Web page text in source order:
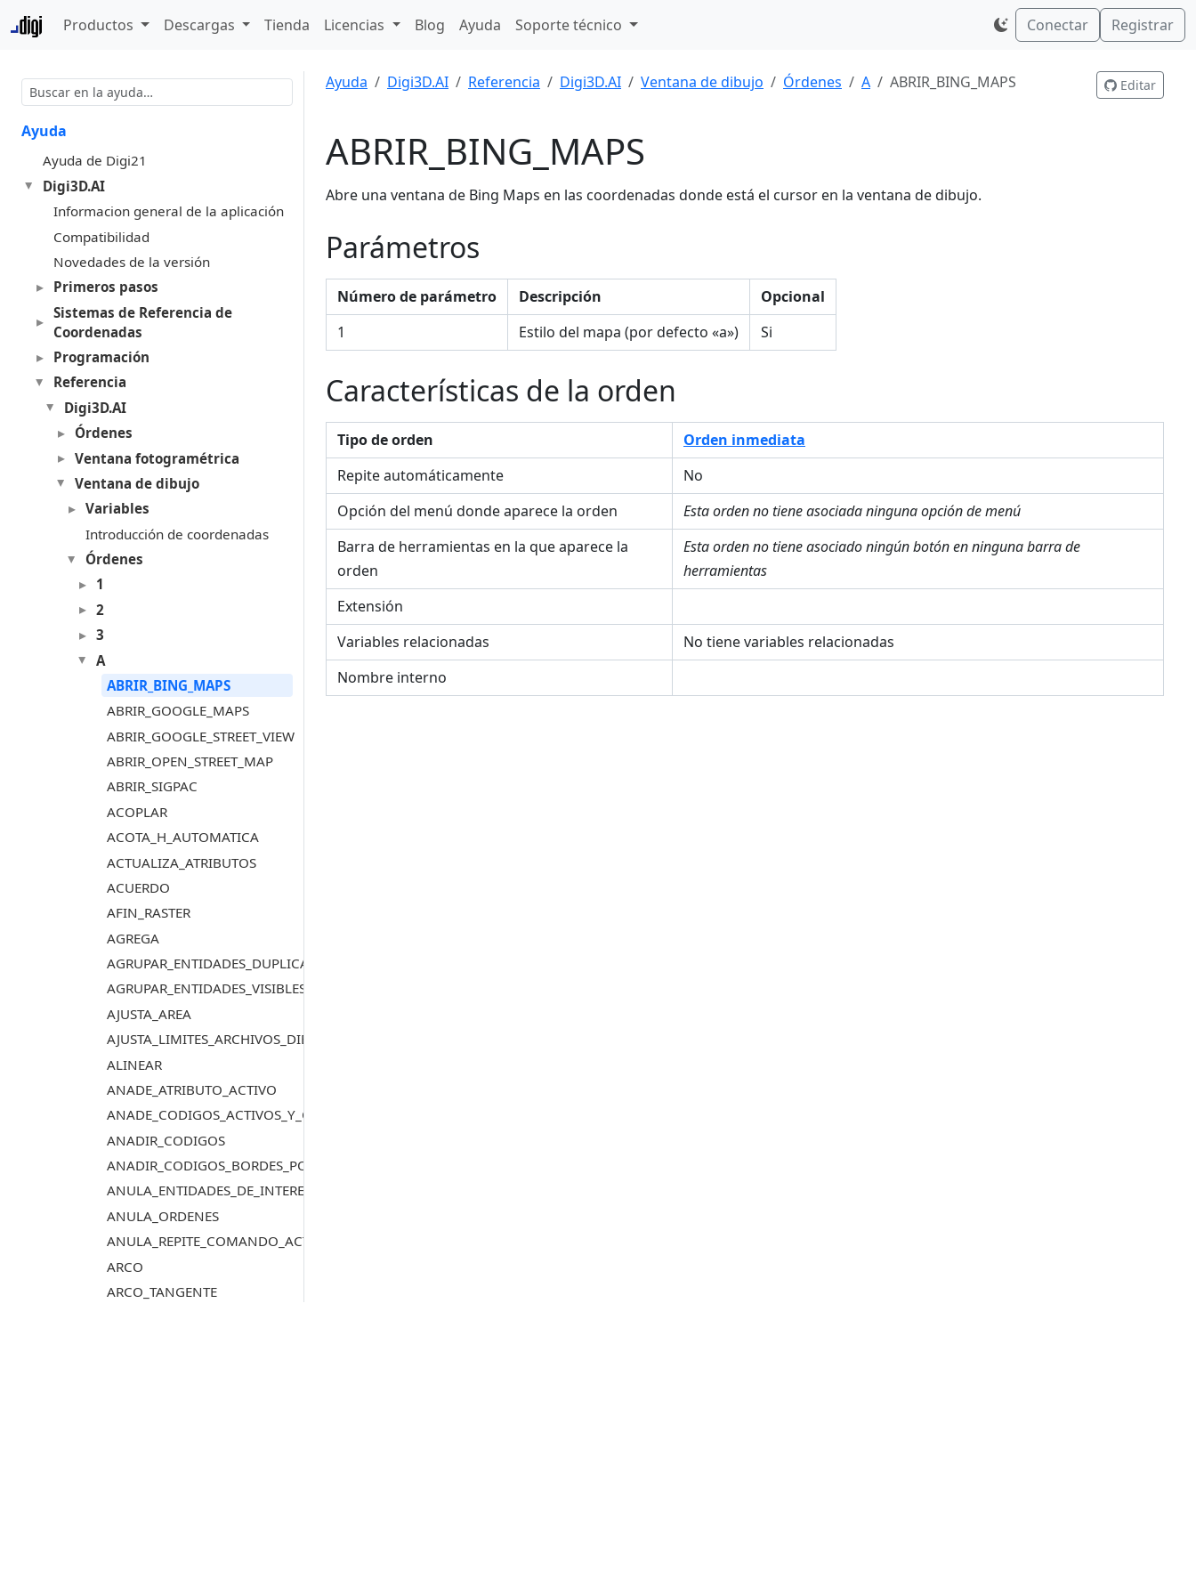
Productos Descargas Tienda Licencias Blog Ayuda Soporte técnico Conectar Registrar
Ayuda
Ayuda de Digi21
Digi3D.AI
Informacion general de la aplicación
Compatibilidad
Novedades de la versión
Primeros pasos
Sistemas de Referencia de
Coordenadas
Programación
Referencia
Digi3D.AI
Órdenes
Ventana fotogramétrica
Ventana de dibujo
Variables
Introducción de coordenadas
Órdenes
1
2
3
A
ABRIR_BING_MAPS
ABRIR_GOOGLE_MAPS
ABRIR_GOOGLE_STREET_VIEW
ABRIR_OPEN_STREET_MAP
ABRIR_SIGPAC
ACOPLAR
ACOTA_H_AUTOMATICA
ACTUALIZA_ATRIBUTOS
ACUERDO
AFIN_RASTER
AGREGA
AGRUPAR_ENTIDADES_DUPLICADAS
AGRUPAR_ENTIDADES_VISIBLES_DUPLICADAS
AJUSTA_AREA
AJUSTA_LIMITES_ARCHIVOS_DIBUJO
ALINEAR
ANADE_ATRIBUTO_ACTIVO
ANADE_CODIGOS_ACTIVOS_Y_CENTROIDE
ANADIR_CODIGOS
ANADIR_CODIGOS_BORDES_POLIGONOS_TOPOLOGIA
ANULA_ENTIDADES_DE_INTERES
ANULA_ORDENES
ANULA_REPITE_COMANDO_ACTIVO
ARCO
ARCO_TANGENTE
Ayuda Digi3D.AI Referencia Digi3D.AI Ventana de dibujo Órdenes A ABRIR_BING_MAPS Editar
ABRIR_BING_MAPS
Abre una ventana de Bing Maps en las coordenadas donde está el cursor en la ventana de dibujo.
Parámetros
Número de parámetro Descripción
Opcional
1
Estilo del mapa (por defecto «a») Si
Características de la orden
Tipo de orden
Orden inmediata
Repite automáticamente
No
Opción del menú donde aparece la orden
Esta orden no tiene asociada ninguna opción de menú
Barra de herramientas en la que aparece la
orden
Esta orden no tiene asociado ningún botón en ninguna barra de
herramientas
Extensión
Variables relacionadas
No tiene variables relacionadas
Nombre interno